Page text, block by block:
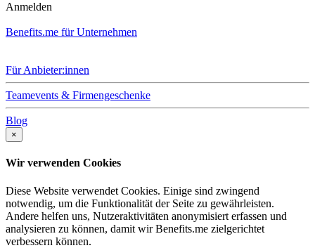
Anmelden
Benefits.me für Unternehmen
Für Anbieter:innen
Teamevents & Firmengeschenke
Blog
×
Wir verwenden Cookies
Diese Website verwendet Cookies. Einige sind zwingend
notwendig, um die Funktionalität der Seite zu gewährleisten.
Andere helfen uns, Nutzeraktivitäten anonymisiert erfassen und
analysieren zu können, damit wir Benefits.me zielgerichtet
verbessern können.